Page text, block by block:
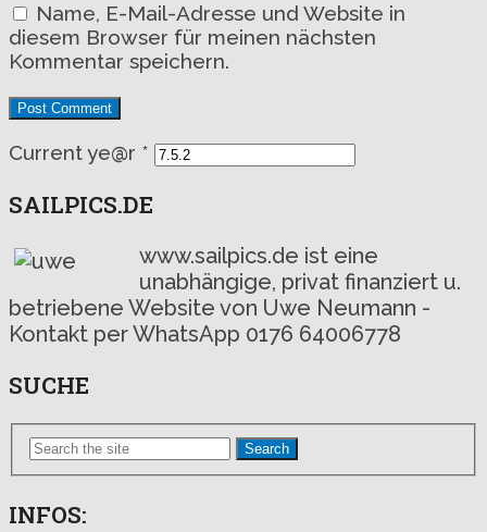
Name, E-Mail-Adresse und Website in
diesem Browser für meinen nächsten
Kommentar speichern.
Current ye@r *
SAILPICS.DE
www.sailpics.de ist eine
unabhängige, privat finanziert u.
betriebene Website von Uwe Neumann -
Kontakt per WhatsApp 0176 64006778
SUCHE
Search
INFOS: